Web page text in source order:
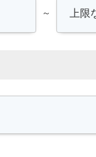
～